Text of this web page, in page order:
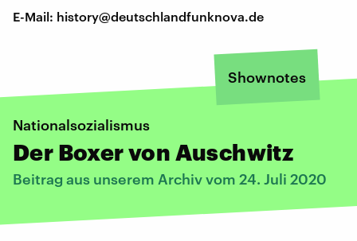
E-Mail: history@deutschlandfunknova.de
Shownotes
Nationalsozialismus
Der Boxer von Auschwitz
Beitrag aus unserem Archiv vom 24. Juli 2020